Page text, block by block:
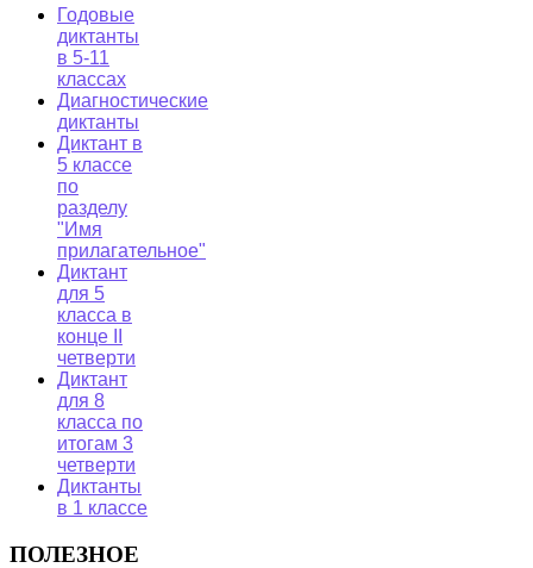
Годовые
диктанты
в 5-11
классах
Диагностические
диктанты
Диктант в
5 классе
по
разделу
"Имя
прилагательное"
Диктант
для 5
класса в
конце II
четверти
Диктант
для 8
класса по
итогам 3
четверти
Диктанты
в 1 классе
ПОЛЕЗНОЕ